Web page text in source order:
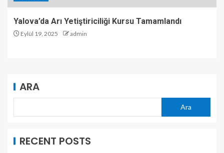
Yalova’da Arı Yetiştiriciliği Kursu Tamamlandı
Eylül 19, 2025 admin
ARA
Ara
RECENT POSTS